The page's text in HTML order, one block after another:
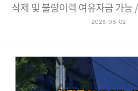
삭제 및 불량이력 여유자금 가능
2026-06-02